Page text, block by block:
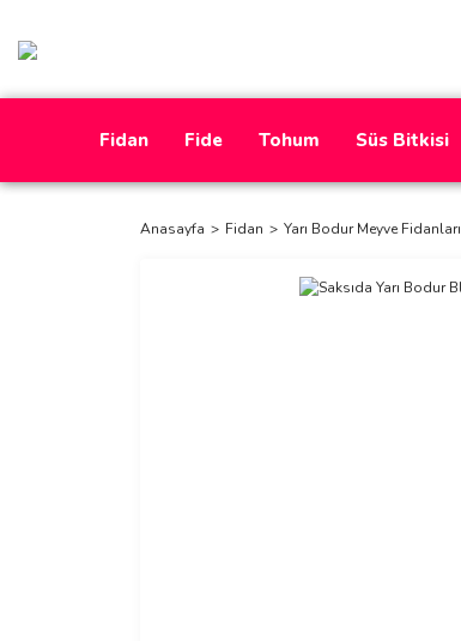
Fidan Fide Tohum Süs Bitkisi
Anasayfa Fidan Yarı Bodur Meyve Fidanları